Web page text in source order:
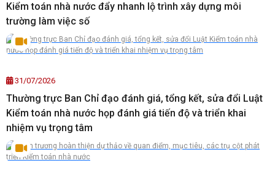
Kiểm toán nhà nước đẩy nhanh lộ trình xây dựng môi
trường làm việc số
31/07/2026
Thường trực Ban Chỉ đạo đánh giá, tổng kết, sửa đổi Luật
Kiểm toán nhà nước họp đánh giá tiến độ và triển khai
nhiệm vụ trọng tâm